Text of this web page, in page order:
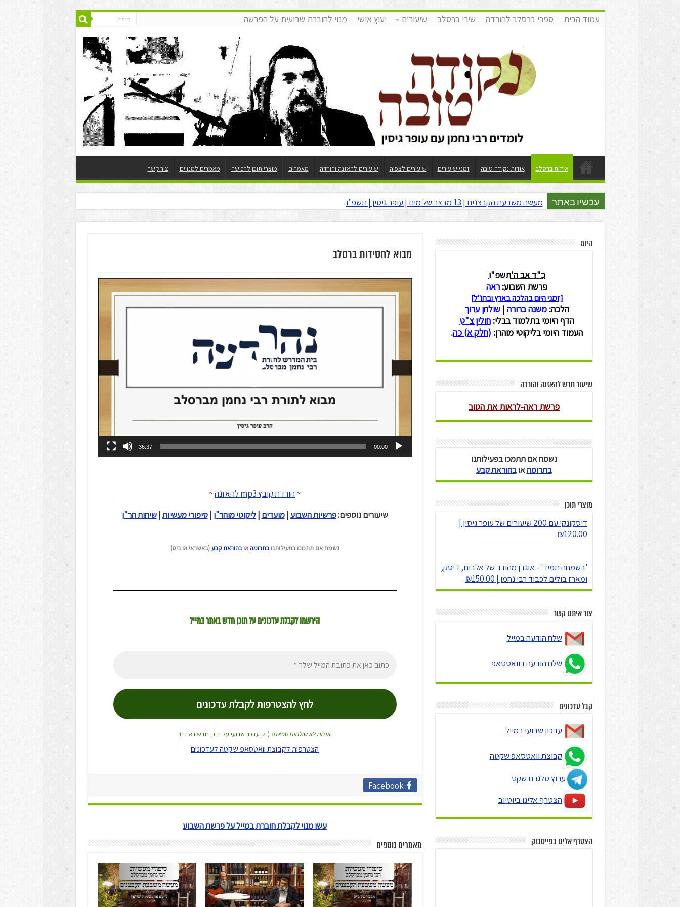
עמוד הבית ספרי ברסלב להורדה שירי ברסלב שיעורים יעוץ אישי מנוי לחוברת שבועית על הפרשה
אודות ברסלב אודות נקודה טובה זמני שיעורים שיעורים לצפיה שיעורים להאזנה והורדה מאמרים מוצרי תוכן לרכישה מאמרים למנויים צור קשר
עכשיו באתר מעשה משבעת הקבצנים | 13 מבצר של מים | עופר גיסין | תשפ"ו
מבוא לחסידות ברסלב
00:00
36:37
~ הורדת קובץ mp3 להאזנה
~
שיעורים נוספים:פרשיות השבוע|מועדים |ליקוטי מוהר"ן |סיפורי מעשיות|שיחות הר"ן
נשמח אם תתמכו בפעילותנובתרומהאובהוראת קבע(באשראי או ביט)
הירשמו לקבלת עדכונים על תוכן חדש באתר במייל
אנחנו לא שולחים ספאם! (רק עדכון שבועי על תוכן חדש באתר)
הצטרפות לקבוצת וואטסאפ שקטה לעדכונים
Facebook
עשו מנוי לקבלת חוברת במייל על פרשת השבוע
מאמרים נוספים
היום
שיעור חדש להאזנה והורדה
נשמח אם תתמכו בפעילותנו
בתרומהאובהוראת קבע
מוצרי תוכן
דיסקונקי עם 200 שיעורים של עופר גיסין |
₪120.00
'בשמחה תמיד' - אוגדן מהודר של אלבום, דיסק,
ומארז בולים לכבוד רבי נחמן | ₪150.00
צור איתנו קשר
שלח הודעה במייל
שלח הודעה בוואטסאפ
קבל עדכונים
עדכון שבועי במייל
קבוצת וואטסאפ שקטה
ערוץ טלגרם שקט
הצטרף אלינו ביוטיוב
הצטרף אלינו בפייסבוק